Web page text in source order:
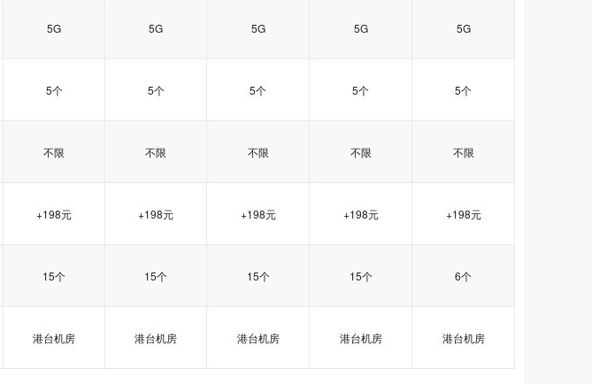
5G 5G 5G 5G 5G
5个 5个 5个 5个 5个
不限 不限 不限 不限 不限
+198元 +198元 +198元 +198元 +198元
15个 15个 15个 15个 6个
港台机房 港台机房 港台机房 港台机房 港台机房